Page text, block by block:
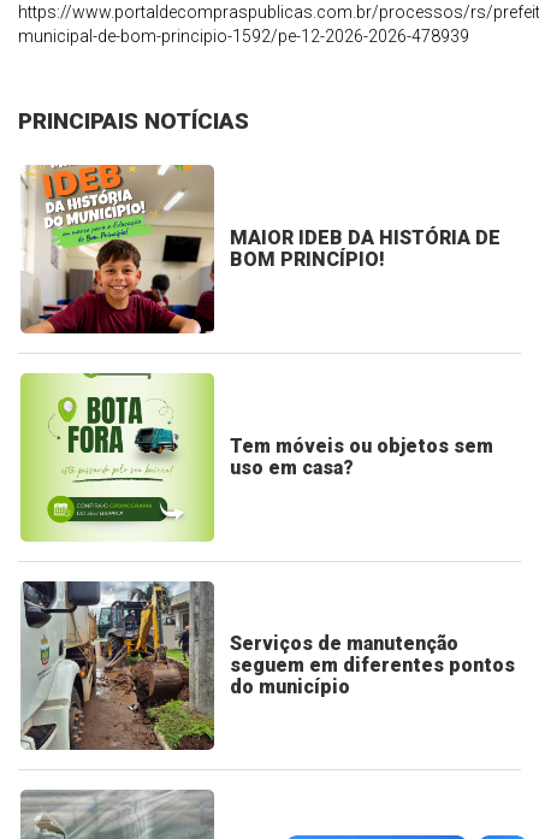
https://www.portaldecompraspublicas.com.br/processos/rs/
municipal-de-bom-principio-1592/pe-12-2026-2026-478939
PRINCIPAIS NOTÍCIAS
MAIOR IDEB DA HISTÓRIA DE
BOM PRINCÍPIO!
Tem móveis ou objetos sem
uso em casa?
Serviços de manutenção
seguem em diferentes pontos
do município